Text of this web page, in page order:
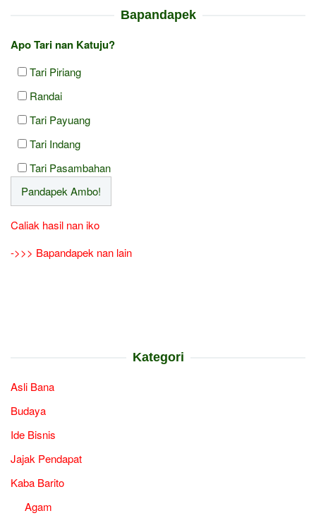
Bapandapek
Apo Tari nan Katuju?
Tari Piriang
Randai
Tari Payuang
Tari Indang
Tari Pasambahan
Caliak hasil nan iko
->>> Bapandapek nan lain
Kategori
Asli Bana
Budaya
Ide Bisnis
Jajak Pendapat
Kaba Barito
Agam